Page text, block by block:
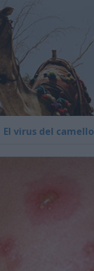
El virus del camello